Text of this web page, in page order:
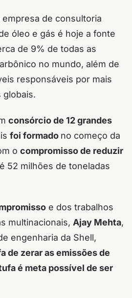
de consultoria
óleo e gás é hoje a fonte
de 9% de todas as
no mundo, além de
responsáveis por mais
globais.
consórcio de 12 grandes
foi formado no começo da
o compromisso de reduzir
52 milhões de toneladas
e dos trabalhos
multinacionais, Ajay Mehta,
engenharia da Shell,
de zerar as emissões de
é meta possível de ser